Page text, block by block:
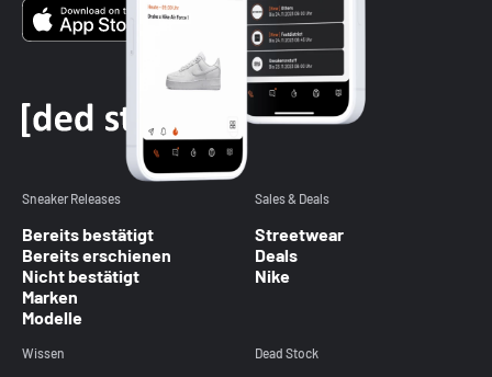
Sneaker Releases
Bereits bestätigt
Bereits erschienen
Nicht bestätigt
Marken
Modelle
Sales & Deals
Streetwear
Deals
Nike
Wissen Dead Stock